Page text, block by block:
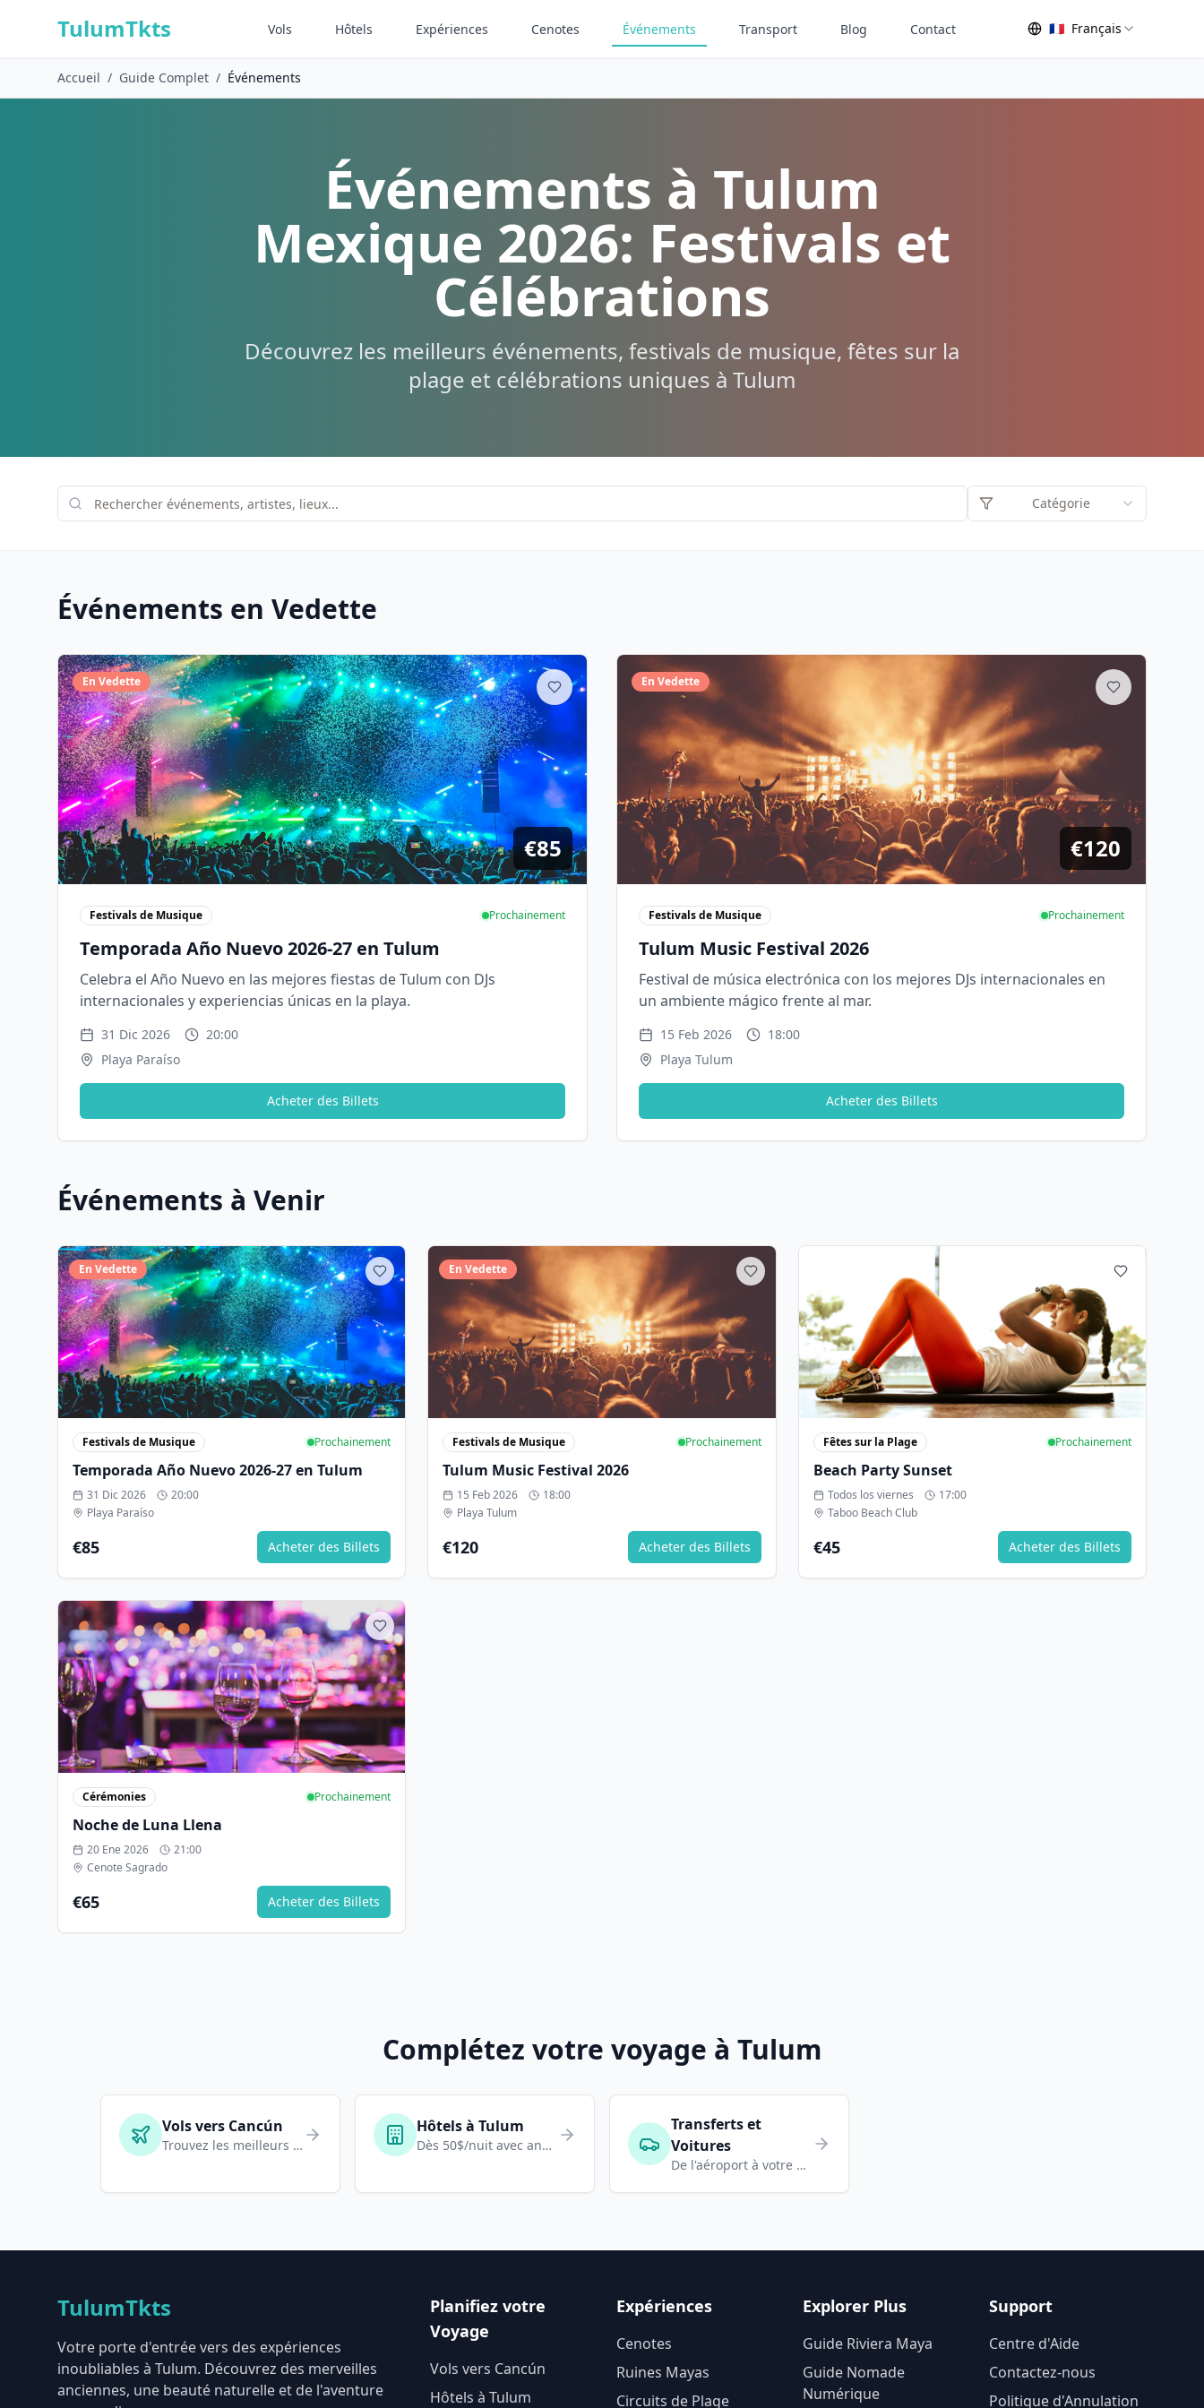
TulumTkts Vols Hôtels Expériences Cenotes Événements Transport Blog Contact 🇫🇷 Français
Accueil / Guide Complet / Événements
Événements à Tulum
Mexique 2026: Festivals et
Célébrations
Découvrez les meilleurs événements, festivals de musique, fêtes sur la
plage et célébrations uniques à Tulum
Catégorie
Événements en Vedette
En Vedette
€85
Festivals de Musique Prochainement
Temporada Año Nuevo 2026-27 en Tulum
Celebra el Año Nuevo en las mejores fiestas de Tulum con DJs
internacionales y experiencias únicas en la playa.
31 Dic 2026
20:00
Playa Paraíso
Acheter des Billets
En Vedette
€120
Festivals de Musique Prochainement
Tulum Music Festival 2026
Festival de música electrónica con los mejores DJs internacionales en
un ambiente mágico frente al mar.
15 Feb 2026
18:00
Playa Tulum
Acheter des Billets
Événements à Venir
En Vedette
Festivals de Musique Prochainement
Temporada Año Nuevo 2026-27 en Tulum
31 Dic 2026
20:00
Playa Paraíso
€85 Acheter des Billets
En Vedette
Festivals de Musique Prochainement
Tulum Music Festival 2026
15 Feb 2026
18:00
Playa Tulum
€120 Acheter des Billets
Fêtes sur la Plage Prochainement
Beach Party Sunset
Todos los viernes
17:00
Taboo Beach Club
€45 Acheter des Billets
Cérémonies Prochainement
Noche de Luna Llena
20 Ene 2026
21:00
Cenote Sagrado
€65 Acheter des Billets
Complétez votre voyage à Tulum
Vols vers Cancún
Trouvez les meilleurs tarifs
Hôtels à Tulum
Dès 50$/nuit avec annulation gratuite
Transferts et
Voitures
De l'aéroport à votre hôtel
TulumTkts
Votre porte d'entrée vers des expériences
inoubliables à Tulum. Découvrez des merveilles
anciennes, une beauté naturelle et de l'aventure
Planifiez votre
Voyage
Vols vers Cancún
Hôtels à Tulum
Expériences
Cenotes
Ruines Mayas
Circuits de Plage
Explorer Plus
Guide Riviera Maya
Guide Nomade
Numérique
Support
Centre d'Aide
Contactez-nous
Politique d'Annulation